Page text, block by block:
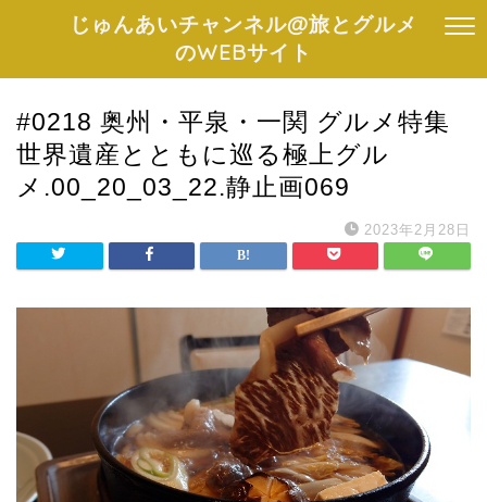
じゅんあいチャンネル@旅とグルメ
のWEBサイト
#0218 奥州・平泉・一関 グルメ特集
世界遺産とともに巡る極上グル
メ.00_20_03_22.静止画069
2023年2月28日